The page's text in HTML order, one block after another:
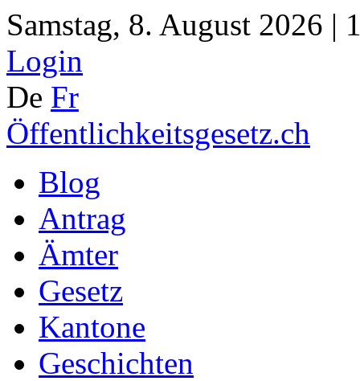
Samstag, 8. August 2026 |
Login
De Fr
Öffentlichkeitsgesetz.ch
Blog
Antrag
Ämter
Gesetz
Kantone
Geschichten